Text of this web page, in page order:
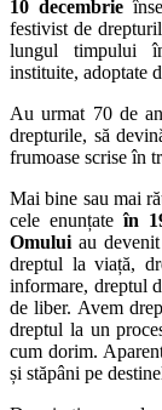
10 decembrie
festivist de
lungul timpului
instituite, adoptate
Au urmat 70 de
drepturile, să
frumoase scrise în
Mai bine sau mai
cele enunțateîn
Omului au
dreptul la viață,
informare, dreptul
de liber. Avem
dreptul la un
cum dorim.
și stăpâni pe